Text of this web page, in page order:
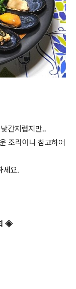
간지럽지만..
조리이니 참고하여
세요.
◈